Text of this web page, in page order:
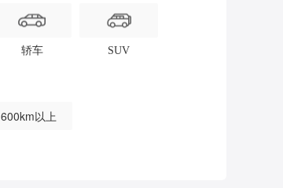
轿车 SUV
600km以上